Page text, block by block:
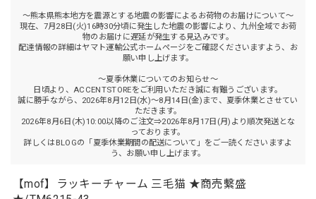
～熊本県熊本地方を震源とする地震の影響によるお荷物のお届けについて～
現在、7月28日(火)16時30分頃に発生した地震の影響により、九州全域でお荷
物のお届けに遅延が発生する見込みです。
配達情報の詳細はヤマト運輸公式ホームページをご確認くださいますよう、お
願い申し上げます。
～夏季休業についてのお知らせ～
日頃より、ACCENTSTOREをご利用いただき誠に有難うございます。
誠に勝手ながら、2026年8月12日(水)～8月14日(金)まで、夏季休業とさせてい
ただきます。
2026年8月6日(木)10:00以降のご注文⇒2026年8月17日(月)より順次発送とな
っております。
詳しくはBLOGの「夏季休業期間の配送について」をご一読くださいますよ
う、お願い申し上げます。
【mof】ラッキーチャーム 三毛猫 ★商売繫盛